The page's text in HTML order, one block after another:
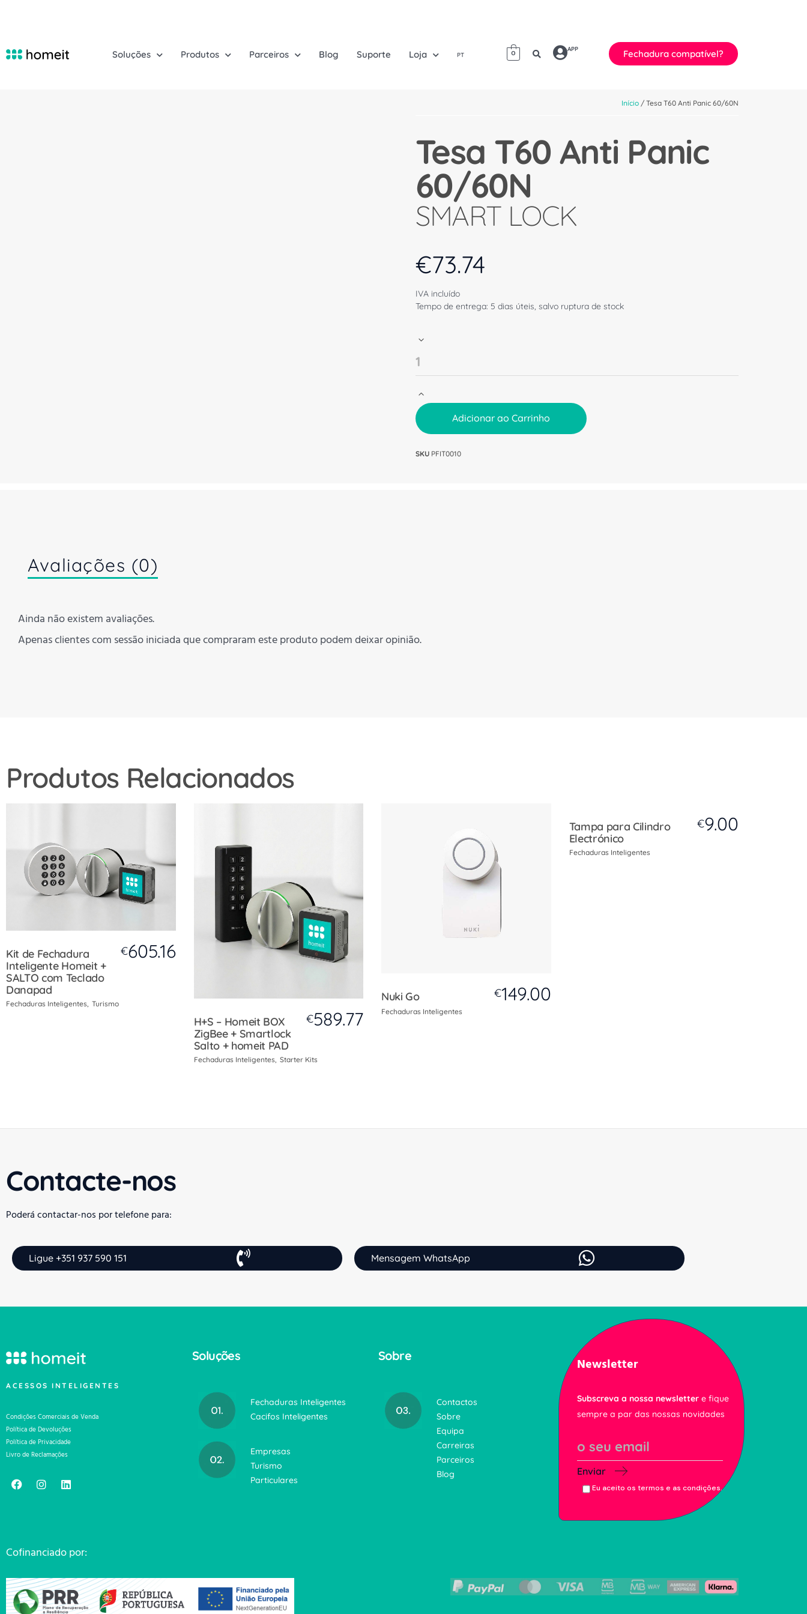
Soluções Produtos Parceiros Blog Suporte Loja PT 0
APP Fechadura compatível?
Início / Tesa T60 Anti Panic 60/60N
Tesa T60 Anti Panic
60/60N
SMART LOCK
€73.74
IVA incluído
Tempo de entrega: 5 dias úteis, salvo ruptura de stock
Adicionar ao Carrinho
SKU PFIT0010
Avaliações (0)
Ainda não existem avaliações.
Apenas clientes com sessão iniciada que compraram este produto podem deixar opinião.
Produtos Relacionados
Kit de Fechadura
Inteligente Homeit +
SALTO com Teclado
Danapad
€605.16
Fechaduras Inteligentes Turismo
H+S – Homeit BOX
ZigBee + Smartlock
Salto + homeit PAD
€589.77
Fechaduras Inteligentes Starter Kits
Nuki Go €149.00
Fechaduras Inteligentes
Tampa para Cilindro
Electrónico
€9.00
Fechaduras Inteligentes
Contacte-nos
Poderá contactar-nos por telefone para:
Ligue +351 937 590 151 Mensagem WhatsApp
ACESSOS INTELIGENTES
Condições Comerciais de Venda
Política de Devoluções
Política de Privacidade
Livro de Reclamações
Soluções
Fechaduras Inteligentes
Cacifos Inteligentes
Empresas
Turismo
Particulares
Sobre
Contactos
Sobre
Equipa
Carreiras
Parceiros
Blog
Newsletter
Subscreva a nossa newsletter e fique
sempre a par das nossas novidades
Enviar
Eu aceito os termos e as condições.
Cofinanciado por: